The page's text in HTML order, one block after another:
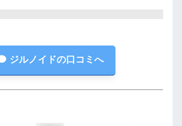
ジルノイドの口コミへ